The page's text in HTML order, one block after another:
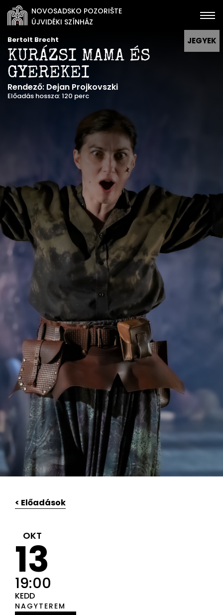
NOVOSADSKO POZORIŠTE
ÚJVIDÉKI SZÍNHÁZ
JEGYEK
Bertolt Brecht
KURÁZSI MAMA ÉS
GYEREKEI
Rendező: Dejan Projkovszki
Előadás hossza: 120 perc
< Előadások
OKT
13
19:00
KEDD
NAGYTEREM